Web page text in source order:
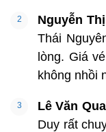
Nguyễn
Thái
lòng. Giá
không nhồi
Lê Văn
Duy rất